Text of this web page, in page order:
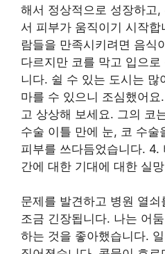
해서 정상적으로 성장하고
서 피부가 움직이기 시작
람들을 만족시키려면 음식
다르지만 코를 막고 입으
니다. 쉴 수 있는 도시는 많
마를 수 있으니 조심했어
고 상상해 보세요. 그의 코
수술 이틀 만에 눈, 코 수술
피부를 쓰다듬었습니다. 4.
간에 대한 기대에 대한 실
문제를 발견하고 병원 열
조금 긴장됩니다. 나는 어
하는 것을 좋아했습니다.